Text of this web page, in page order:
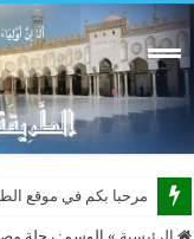
مرحبا بكم في موقع